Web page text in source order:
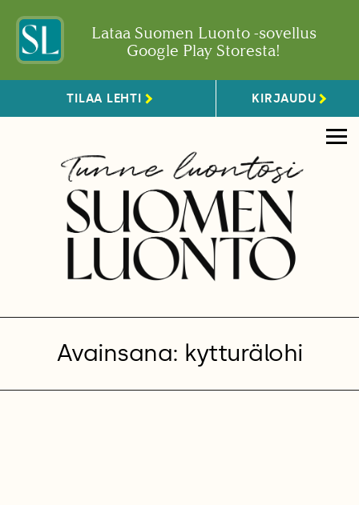
Lataa Suomen Luonto -sovellus
Google Play Storesta!
TILAA LEHTI KIRJAUDU
Avainsana: kytturälohi